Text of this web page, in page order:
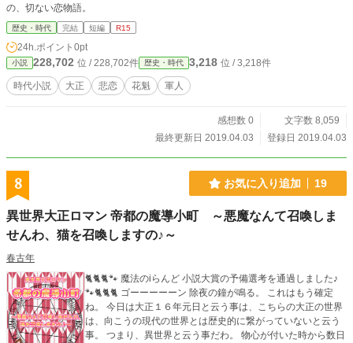
の、切ない恋物語。
歴史・時代 完結 短編 R15
24h.ポイント 0pt
小説 228,702 位 / 228,702件 歴史・時代 3,218 位 / 3,218件
時代小説 大正 悲恋 花魁 軍人
感想数 0
文字数 8,059
最終更新日 2019.04.03
登録日 2019.04.03
8 お気に入り追加 19
異世界大正ロマン 帝都の魔導小町 ～悪魔なんて召喚しま
せんわ、猫を召喚しますの♪～
春古年
🐈🐈🐈🐾 魔法のiらんど 小説大賞の予備選考を通過しました♪
🐾🐈🐈🐈 ゴーーーーーン 除夜の鐘が鳴る。 これはもう確定
ね。 今日は大正１６年元日と云う事は、こちらの大正の世界
は、向こうの現代の世界とは歴史的に繋がっていないと云う
事。 つまり、異世界と云う事だわ。 物心が付いた時から数日